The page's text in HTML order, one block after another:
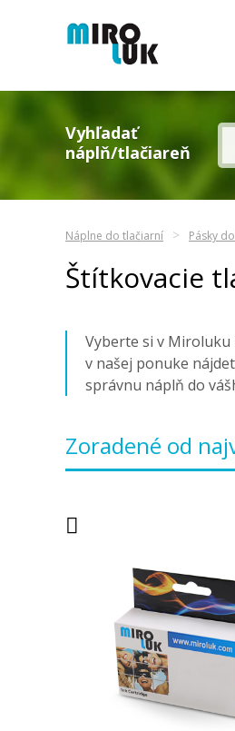
Vyhľadať
náplň/tlačiareň
Náplne do tlačiarní Pásky
Štítkovacie
Vyberte si v Miroluku
v našej ponuke
správnu náplň do
Zoradené od